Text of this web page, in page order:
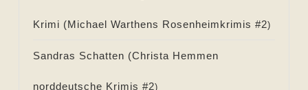
Krimi (Michael Warthens Rosenheimkrimis #2)
Sandras Schatten (Christa Hemmen
norddeutsche Krimis #2)